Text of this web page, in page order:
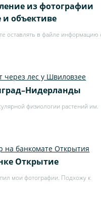
из фотографии
объективе
оставлять в файле информацию
физиологии растений им.
Открытие
мои фотографии. Подхожу к